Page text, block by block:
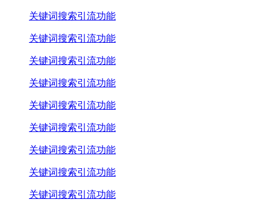
关键词搜索引流功能
关键词搜索引流功能
关键词搜索引流功能
关键词搜索引流功能
关键词搜索引流功能
关键词搜索引流功能
关键词搜索引流功能
关键词搜索引流功能
关键词搜索引流功能